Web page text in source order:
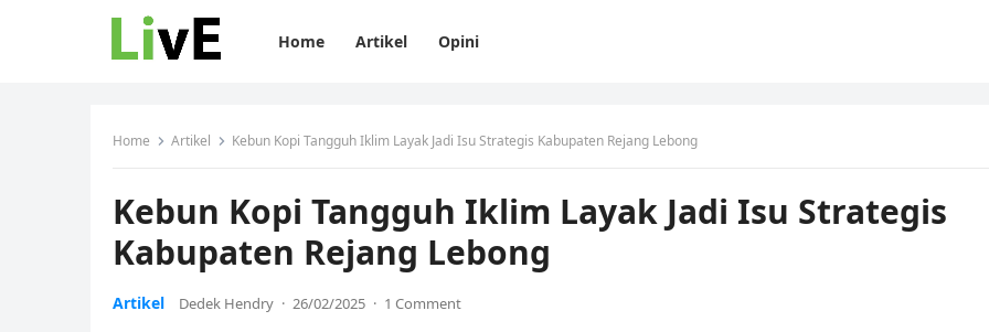
Home Artikel Opini
Home Artikel Kebun Kopi Tangguh Iklim Layak Jadi Isu Strategis Kabupaten Rejang Lebong
Kebun Kopi Tangguh Iklim Layak Jadi Isu Strategis
Kabupaten Rejang Lebong
Artikel Dedek Hendry · 26/02/2025 · 1 Comment